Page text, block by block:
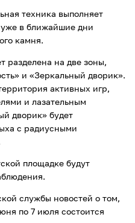
техника выполняет
в ближайшие дни
камня.
разделена на две зоны,
и «Зеркальный дворик».
активных игр,
и лазательным
дворик» будет
с радиусными
площадке будут
службы новостей о том,
по 7 июля состоится